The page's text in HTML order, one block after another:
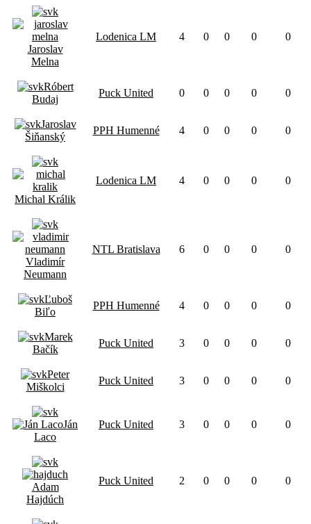
Jaroslav
Melna
Lodenica LM 4 0 0 0 0
Róbert
Budaj
Puck United 0 0 0 0 0
Jaroslav
Šiňanský
PPH Humenné 4 0 0 0 0
Michal Králik
Lodenica LM 4 0 0 0 0
Vladimír
Neumann
NTL Bratislava 6 0 0 0 0
Ľuboš
Biľo
PPH Humenné 4 0 0 0 0
Marek
Bačík
Puck United 3 0 0 0 0
Peter
Miškolci
Puck United 3 0 0 0 0
Ján
Laco
Puck United 3 0 0 0 0
Adam
Hajdúch
Puck United 2 0 0 0 0